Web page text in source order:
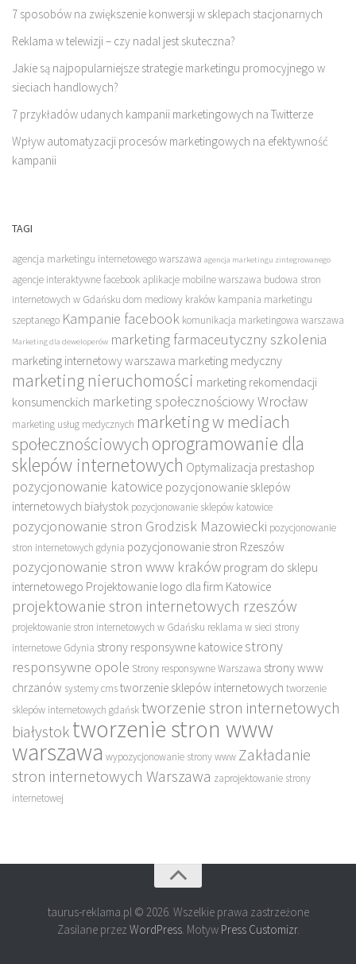
7 sposobów na zwiększenie konwersji w sklepach stacjonarnych
Reklama w telewizji – czy nadal jest skuteczna?
Jakie są najpopularniejsze strategie marketingu promocyjnego w
sieciach handlowych?
7 przykładów udanych kampanii marketingowych na Twitterze
Wpływ automatyzacji procesów marketingowych na efektywność
kampanii
TAGI
agencja marketingu internetowego warszawa agencja marketingu zintegrowanego
agencje interaktywne facebook aplikacje mobilne warszawa budowa stron
internetowych w Gdańsku dom mediowy kraków kampania marketingu
szeptanego Kampanie facebook komunikacja marketingowa warszawa
Marketing dla deweloperów marketing farmaceutyczny szkolenia
marketing internetowy warszawa marketing medyczny
marketing nieruchomości marketing rekomendacji
konsumenckich marketing społecznościowy Wrocław
marketing usług medycznych marketing w mediach
społecznościowych oprogramowanie dla
sklepów internetowych Optymalizacja prestashop
pozycjonowanie katowice pozycjonowanie sklepów
internetowych białystok pozycjonowanie sklepów katowice
pozycjonowanie stron Grodzisk Mazowiecki pozycjonowanie
stron internetowych gdynia pozycjonowanie stron Rzeszów
pozycjonowanie stron www kraków program do sklepu
internetowego Projektowanie logo dla firm Katowice
projektowanie stron internetowych rzeszów
projektowanie stron internetowych w Gdańsku reklama w sieci strony
internetowe Gdynia strony responsywne katowice strony
responsywne opole Strony responsywne Warszawa strony www
chrzanów systemy cmstworzenie sklepów internetowych tworzenie
sklepów internetowych gdańsktworzenie stron internetowych
białystok tworzenie stron www
warszawa wypozycjonowanie strony www Zakładanie
stron internetowych Warszawa zaprojektowanie strony
internetowej
taurus-reklama.pl © 2026. Wszelkie prawa zastrzeżone
Zasilane przez WordPress. Motyw Press Customizr.